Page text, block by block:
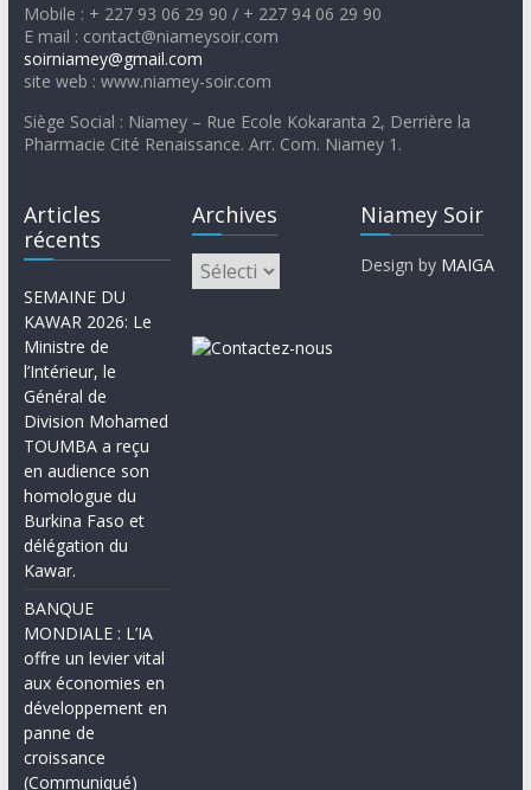
Mobile : + 227 93 06 29 90 / + 227 94 06 29 90
E mail : contact@niameysoir.com
soirniamey@gmail.com
site web : www.niamey-soir.com
Siège Social : Niamey – Rue Ecole Kokaranta 2, Derrière la
Pharmacie Cité Renaissance. Arr. Com. Niamey 1.
Articles
récents
SEMAINE DU
KAWAR 2026: Le
Ministre de
l’Intérieur, le
Général de
Division Mohamed
TOUMBA a reçu
en audience son
homologue du
Burkina Faso et
délégation du
Kawar.
BANQUE
MONDIALE : L’IA
offre un levier vital
aux économies en
développement en
panne de
croissance
(Communiqué)
Archives Niamey Soir
Design by MAIGA